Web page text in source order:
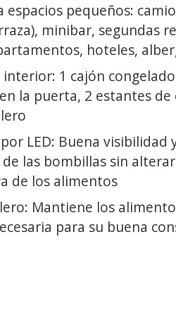
pequeños:
minibar, segundas
hoteles,
1 cajón
la puerta, 2 estantes de
LED: Buena visibilidad
las bombillas sin
de los alimentos
Mantiene los
para su buena